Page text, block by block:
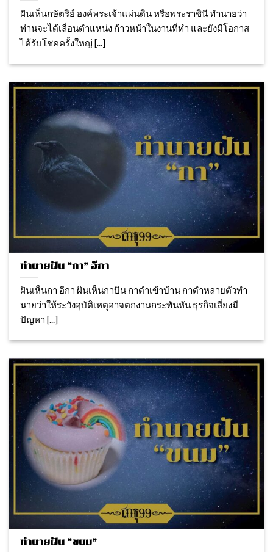
ฝันเห็นกษัตริย์ องค์พระเจ้าแผ่นดิน หรือพระราชินี ทํานายว่า
ท่านจะได้เลื่อนตําแหน่ง ก้าวหน้าในงานที่ทำ และยังมีโอกาส
ได้รับโชคครั้งใหญ่ [...]
ทำนายฝัน “กา” อีกา
ฝันเห็นกา อีกา ฝันเห็นกาบิน กาดำเข้าบ้าน กาดำหลายตัวทํา
นายว่าให้ระวังอุบัติเหตุอาจตกงานกระทันหัน ธุรกิจเสี่ยงมี
ปัญหา [...]
ทำนายฝัน “ขนม”